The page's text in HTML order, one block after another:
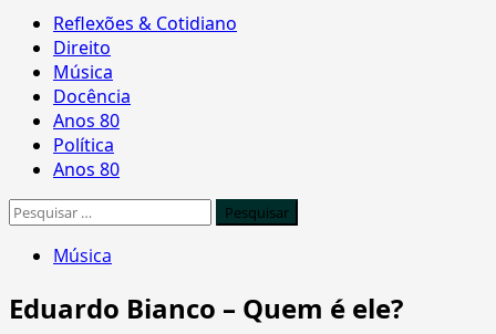
Primary
Menu
Reflexões & Cotidiano
Direito
Música
Docência
Anos 80
Política
Anos 80
Pesquisar
Música
Eduardo Bianco – Quem é ele?